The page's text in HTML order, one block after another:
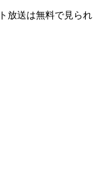
放送は無料で見られ